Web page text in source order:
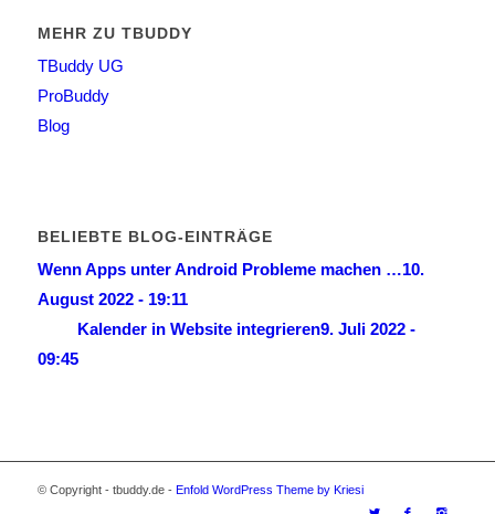
MEHR ZU TBUDDY
TBuddy UG
ProBuddy
Blog
BELIEBTE BLOG-EINTRÄGE
Wenn Apps unter Android Probleme machen …10.
August 2022 - 19:11
Kalender in Website integrieren9. Juli 2022 -
09:45
© Copyright - tbuddy.de - Enfold WordPress Theme by Kriesi